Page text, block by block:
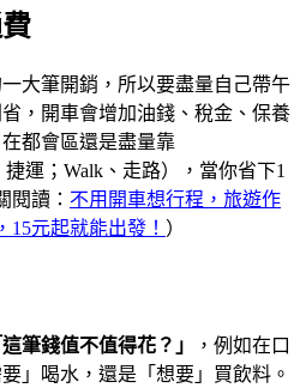
大筆開銷，所以要盡量自己帶午
，開車會增加油錢、稅金、保養
都會區還是盡量靠
運；Walk、走路），當你省下1
閱讀： 不用開車想行程，旅遊作
15元起就能出發！ ）
這筆錢值不值得花？」
，例如在口
」喝水，還是「想要」買飲料。